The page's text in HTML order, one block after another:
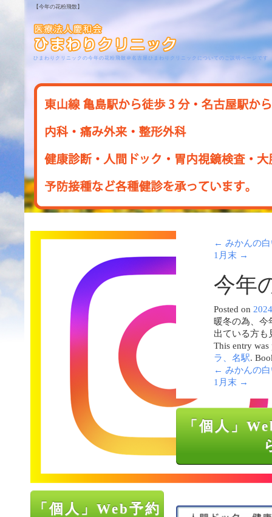
【今年の花粉飛散】
ひまわりクリニックの今年の花粉飛散＠名古屋ひまわりクリニックについてのご説明ページです
「個人」Web予約
← みかんの
1月末 →
今年
Posted on
暖冬の為、今
出ている方も
This entry
ラ、名駅.
← みかんの
1月末 →
「個人」